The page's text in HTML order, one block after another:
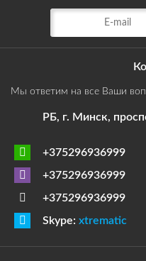
Мы ответим на все Ваши
РБ, г. Минск,
+375296936999
+375296936999
+375296936999
Skype: xtrematic